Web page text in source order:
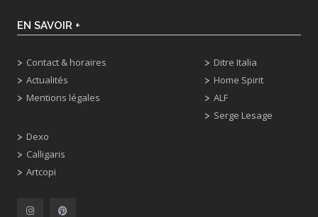
EN SAVOIR +
Contact & horaires
Actualités
Mentions légales
Dexo
Calligaris
Artcopi
Ditre Italia
Home Spirit
ALF
Serge Lesage